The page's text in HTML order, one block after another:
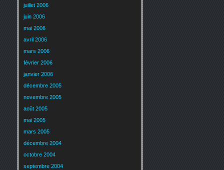
juillet 2006
juin 2006
mai 2006
avril 2006
mars 2006
février 2006
janvier 2006
décembre 2005
novembre 2005
août 2005
mai 2005
mars 2005
décembre 2004
octobre 2004
septembre 2004